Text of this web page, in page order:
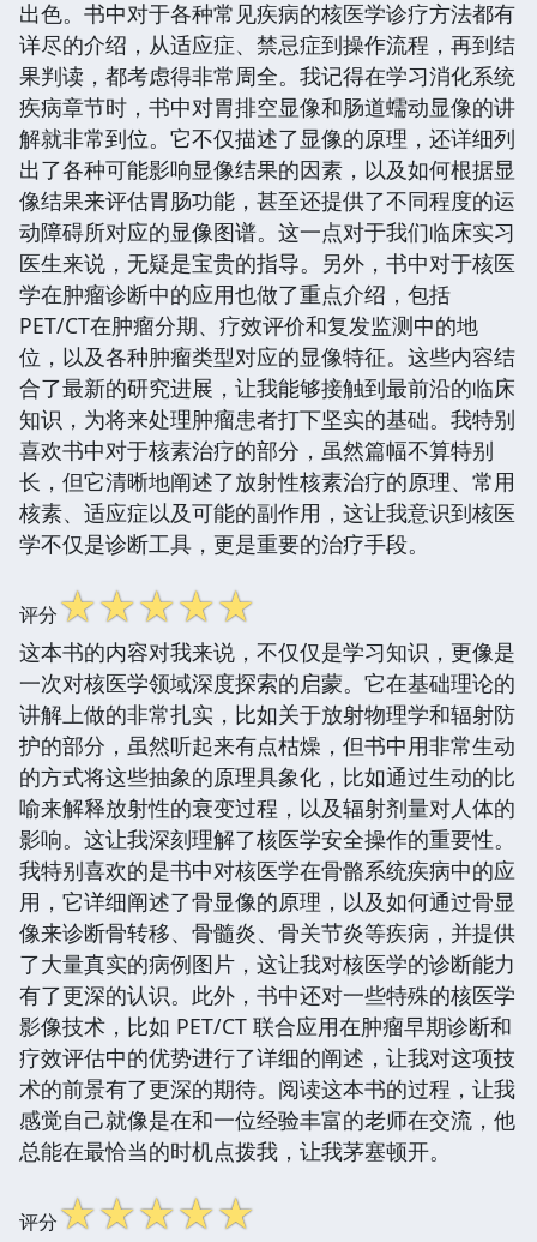
出色。书中对于各种常见疾病的核医学诊疗方法都有
详尽的介绍，从适应症、禁忌症到操作流程，再到结
果判读，都考虑得非常周全。我记得在学习消化系统
疾病章节时，书中对胃排空显像和肠道蠕动显像的讲
解就非常到位。它不仅描述了显像的原理，还详细列
出了各种可能影响显像结果的因素，以及如何根据显
像结果来评估胃肠功能，甚至还提供了不同程度的运
动障碍所对应的显像图谱。这一点对于我们临床实习
医生来说，无疑是宝贵的指导。另外，书中对于核医
学在肿瘤诊断中的应用也做了重点介绍，包括
PET/CT在肿瘤分期、疗效评价和复发监测中的地
位，以及各种肿瘤类型对应的显像特征。这些内容结
合了最新的研究进展，让我能够接触到最前沿的临床
知识，为将来处理肿瘤患者打下坚实的基础。我特别
喜欢书中对于核素治疗的部分，虽然篇幅不算特别
长，但它清晰地阐述了放射性核素治疗的原理、常用
核素、适应症以及可能的副作用，这让我意识到核医
学不仅是诊断工具，更是重要的治疗手段。
评分☆☆☆☆☆
这本书的内容对我来说，不仅仅是学习知识，更像是
一次对核医学领域深度探索的启蒙。它在基础理论的
讲解上做的非常扎实，比如关于放射物理学和辐射防
护的部分，虽然听起来有点枯燥，但书中用非常生动
的方式将这些抽象的原理具象化，比如通过生动的比
喻来解释放射性的衰变过程，以及辐射剂量对人体的
影响。这让我深刻理解了核医学安全操作的重要性。
我特别喜欢的是书中对核医学在骨骼系统疾病中的应
用，它详细阐述了骨显像的原理，以及如何通过骨显
像来诊断骨转移、骨髓炎、骨关节炎等疾病，并提供
了大量真实的病例图片，这让我对核医学的诊断能力
有了更深的认识。此外，书中还对一些特殊的核医学
影像技术，比如 PET/CT 联合应用在肿瘤早期诊断和
疗效评估中的优势进行了详细的阐述，让我对这项技
术的前景有了更深的期待。阅读这本书的过程，让我
感觉自己就像是在和一位经验丰富的老师在交流，他
总能在最恰当的时机点拨我，让我茅塞顿开。
评分☆☆☆☆☆